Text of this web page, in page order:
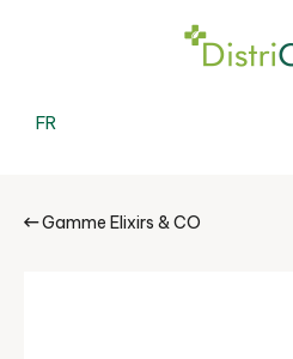
FR
Gamme Elixirs & CO